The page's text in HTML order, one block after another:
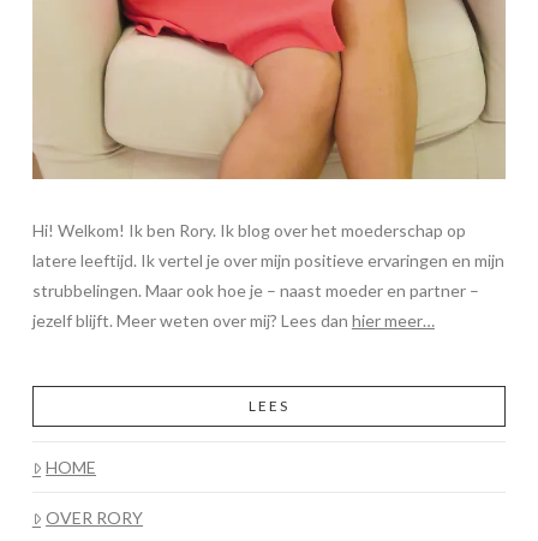
Hi! Welkom! Ik ben Rory. Ik blog over het moederschap op
latere leeftijd. Ik vertel je over mijn positieve ervaringen en mijn
strubbelingen. Maar ook hoe je – naast moeder en partner –
jezelf blijft. Meer weten over mij? Lees dan hier meer…
LEES
HOME
OVER RORY